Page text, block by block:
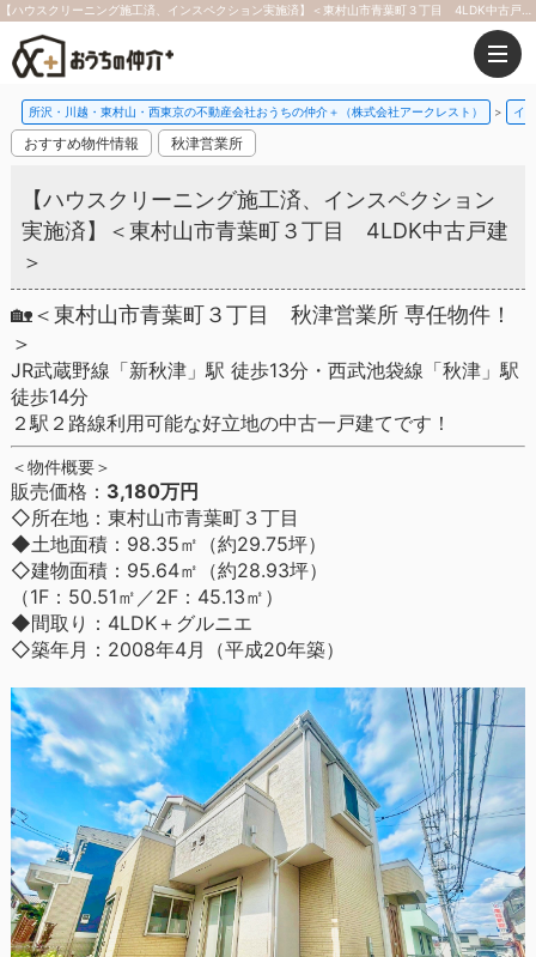
所沢・川越・東村山・西東京の不動産会社おうちの仲介＋（株式会社アークレスト） イ
おすすめ物件情報 秋津営業所
【ハウスクリーニング施工済、インスペクション
実施済】＜東村山市青葉町３丁目 4LDK中古戸建
＞
🏡＜東村山市青葉町３丁目 秋津営業所 専任物件！
＞
JR武蔵野線「新秋津」駅 徒歩13分・西武池袋線「秋津」駅
徒歩14分
２駅２路線利用可能な好立地の中古一戸建てです！
＜物件概要＞
販売価格： 3,180万円
◇所在地：東村山市青葉町３丁目
◆土地面積：98.35㎡（約29.75坪）
◇建物面積：95.64㎡（約28.93坪）
（1F：50.51㎡／2F：45.13㎡）
◆間取り：4LDK＋グルニエ
◇築年月：2008年4月（平成20年築）